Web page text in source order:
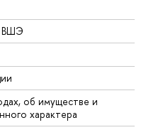
ВШЭ
об имуществе и
характера